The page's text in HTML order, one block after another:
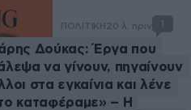
ΠΟΛΙΤΙΚΗ 20 λ. πριν 1
Δούκας: Έργα που
να γίνουν, πηγαίνουν
στα εγκαίνια και λένε
καταφέραμε» – Η